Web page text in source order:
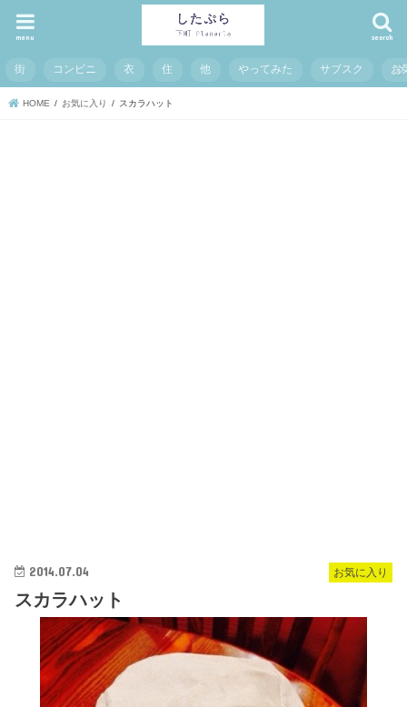
search
menu
街 コンビニ 衣 住 他 やってみた サブスク お
HOME お気に入り スカラハット
お気に入り
2014.07.04
スカラハット